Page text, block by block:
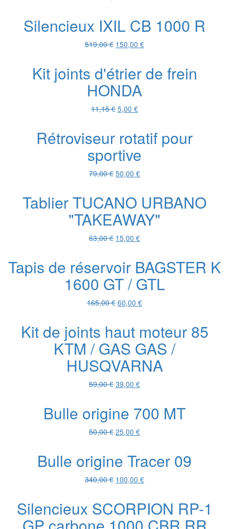
Silencieux IXIL CB 1000 R
519,00€ Le
était :
519,00 €.
150,00 €Le
est :
Kit joints d'étrier de frein
HONDA
11,15€ Le
était :
11,15 €.
5,00 €Le
est :
Rétroviseur rotatif pour
sportive
79,00€ Le
était :
79,00 €.
50,00 €Le
est :
50,00 €.
Tablier TUCANO URBANO
"TAKEAWAY"
63,00€ Le
était :
63,00 €.
15,00 €Le
est :
15,00 €.
Tapis de réservoir BAGSTER K
1600 GT / GTL
165,00€ Le
était :
165,00 €.
60,00 €Le
est :
60,00 €.
Kit de joints haut moteur 85
KTM / GAS GAS /
HUSQVARNA
59,00€ Le
était :
39,00 €Le
est :
Bulle origine 700 MT
50,00€ Le
était :
25,00 €Le
est :
Bulle origine Tracer 09
340,00€ Le
était :
340,00 €.
100,00 €Le
est :
100,00 €.
Silencieux SCORPION RP-1